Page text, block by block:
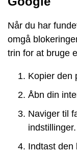
Når du har
omgå
trin for at bruge
Kopier den
Åbn din
Naviger til
indstillinger.
Indtast den